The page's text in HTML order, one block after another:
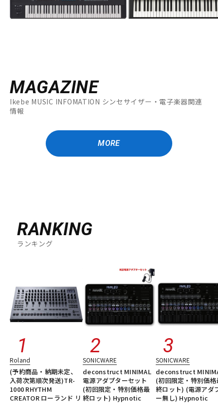
MAGAZINE
Ikebe MUSIC INFOMATION シンセサイザー・電子楽器関連
情報
MORE
RANKING
ランキング
Roland
(予約商品・納期未定、
入荷次第順次発送)TR-
1000 RHYTHM
CREATOR ローランド リ
SONICWARE
deconstruct MINIMAL
電源アダプターセット
(初回限定・特別価格最
終ロット) Hypnotic
SONICWARE
deconstruct
(初回限定・特別価格
終ロット) (電源アダ
ー無し) Hypnotic